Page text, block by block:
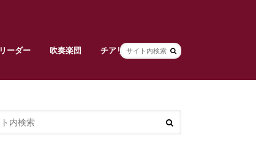
リーダー 吹奏楽団 チアリーダーズ